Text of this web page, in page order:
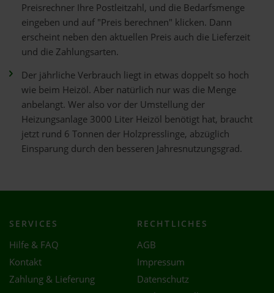
Preisrechner Ihre Postleitzahl, und die Bedarfsmenge
eingeben und auf "Preis berechnen" klicken. Dann
erscheint neben den aktuellen Preis auch die Lieferzeit
und die Zahlungsarten.
Der jährliche Verbrauch liegt in etwas doppelt so hoch
wie beim Heizöl. Aber natürlich nur was die Menge
anbelangt. Wer also vor der Umstellung der
Heizungsanlage 3000 Liter Heizöl benötigt hat, braucht
jetzt rund 6 Tonnen der Holzpresslinge, abzüglich
Einsparung durch den besseren Jahresnutzungsgrad.
SERVICES
Hilfe & FAQ
Kontakt
Zahlung & Lieferung
RECHTLICHES
AGB
Impressum
Datenschutz